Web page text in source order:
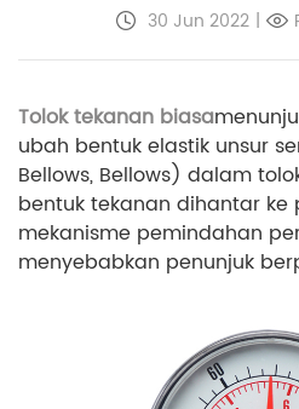
30 Jun 2022 |
Tolok tekanan biasa
ubah bentuk elastik unsur
Bellows, Bellows) dalam
bentuk tekanan dihantar ke
mekanisme pemindahan
menyebabkan penunjuk